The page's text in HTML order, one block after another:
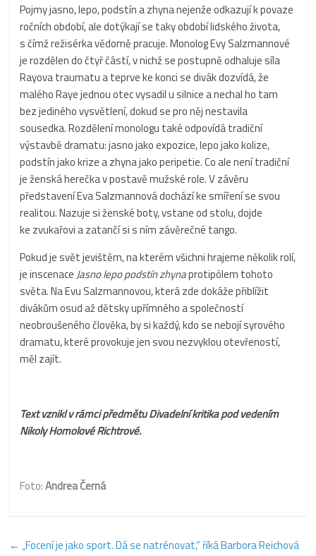
Pojmy jasno, lepo, podstín a zhyna nejenže odkazují k povaze
ročních období, ale dotýkají se taky období lidského života,
s čímž režisérka vědomě pracuje. Monolog Evy Salzmannové
je rozdělen do čtyř částí, v nichž se postupně odhaluje síla
Rayova traumatu a teprve ke konci se divák dozvídá, že
malého Raye jednou otec vysadil u silnice a nechal ho tam
bez jediného vysvětlení, dokud se pro něj nestavila
sousedka. Rozdělení monologu také odpovídá tradiční
výstavbě dramatu: jasno jako expozice, lepo jako kolize,
podstín jako krize a zhyna jako peripetie. Co ale není tradiční
je ženská herečka v postavě mužské role. V závěru
představení Eva Salzmannová dochází ke smíření se svou
realitou. Nazuje si ženské boty, vstane od stolu, dojde
ke zvukařovi a zatančí si s ním závěrečné tango.
Pokud je svět jevištěm, na kterém všichni hrajeme několik rolí,
je inscenaceJasno lepo podstín zhynaprotipólem tohoto
světa. Na Evu Salzmannovou, která zde dokáže přiblížit
divákům osud až dětsky upřímného a společností
neobroušeného člověka, by si každý, kdo se nebojí syrového
dramatu, které provokuje jen svou nezvyklou otevřeností,
měl zajít.
Text vznikl v rámci předmětu Divadelní kritika pod vedením
Nikoly Homolové Richtrové.
Foto:Andrea Černá
← „Focení je jako sport. Dá se natrénovat,“ říká Barbora Reichová